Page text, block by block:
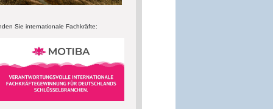
Sie internationale Fachkräfte: